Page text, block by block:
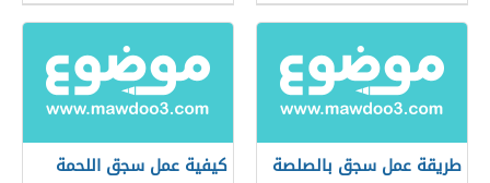
طريقة عمل سجق بالصلصة كيفية عمل سجق اللحمة